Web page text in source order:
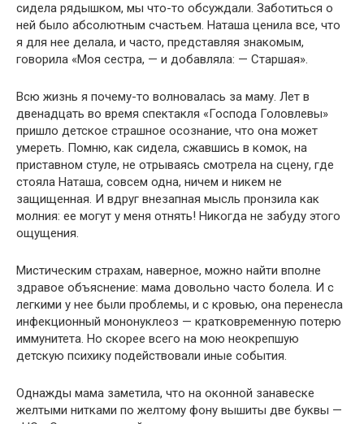
сидела рядышком, мы что-то обсуждали. Заботиться о
ней было абсолютным счастьем. Наташа ценила все, что
я для нее делала, и часто, представляя знакомым,
говорила «Моя сестра, — и добавляла: — Старшая».
Всю жизнь я почему-то волновалась за маму. Лет в
двенадцать во время спектакля «Господа Головлевы»
пришло детское страшное осознание, что она может
умереть. Помню, как сидела, сжавшись в комок, на
приставном стуле, не отрываясь смотрела на сцену, где
стояла Наташа, совсем одна, ничем и никем не
защищенная. И вдруг внезапная мысль пронзила как
молния: ее могут у меня отнять! Никогда не забуду этого
ощущения.
Мистическим страхам, наверное, можно найти вполне
здравое объяснение: мама довольно часто болела. И с
легкими у нее были проблемы, и с кровью, она перенесла
инфекционный мононуклеоз — кратковременную потерю
иммунитета. Но скорее всего на мою неокрепшую
детскую психику подействовали иные события.
Однажды мама заметила, что на оконной занавеске
желтыми нитками по желтому фону вышиты две буквы —